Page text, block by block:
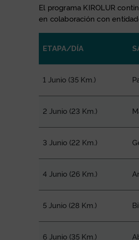
El programa KIROLUR
en colaboración con
ETAPA/DÍA
1 Junio (35 Km.)
2 Junio (23 Km.)
3 Junio (22 Km.)
4 Junio (26 Km.)
5 Junio (28 Km.)
6 Junio (35 Km.)